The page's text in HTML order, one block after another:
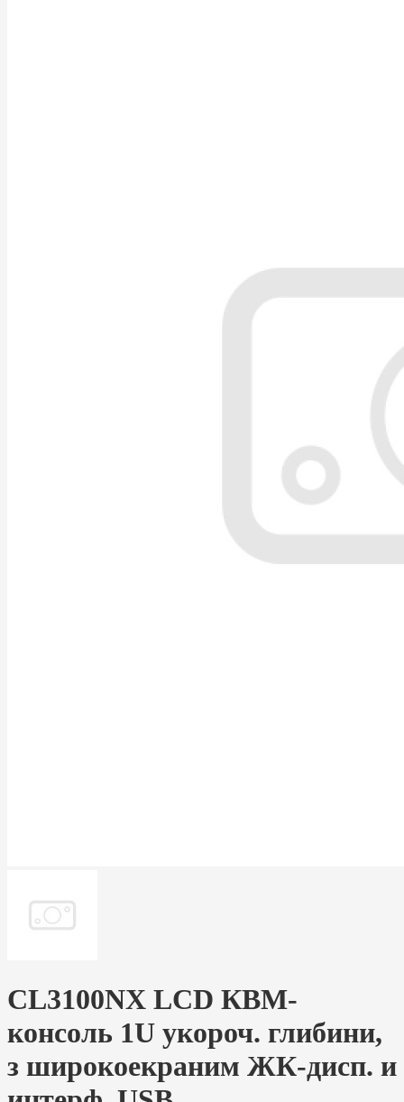
CL3100NX LCD КВМ-
консоль 1U укороч. глибини,
з широкоекраним ЖК-дисп. и